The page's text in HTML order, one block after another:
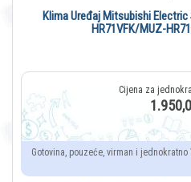
Klima Uređaj Mitsubishi
HR71VFK/MUZ-
Gotovina, pouzeće, virman i